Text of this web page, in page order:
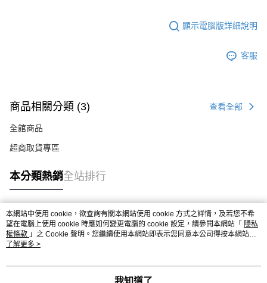
顯示電腦版詳細說明
客服
商品相關分類 (3) 查看全部
全館商品
超商取貨專區
本分類熱銷全站排行
熱門標籤
本網站中使用 cookie，欲查詢有關本網站使用 cookie 方式之詳情，及若您不希
望在電腦上使用 cookie 時應如何變更電腦的 cookie 設定，請參閱本網站「 隱私
權條款 」之 Cookie 聲明。您繼續使用本網站即表示您同意本公司得按本網站使
用條款之 Cookie 聲明使用 cookie。
了解更多 >
我知道了